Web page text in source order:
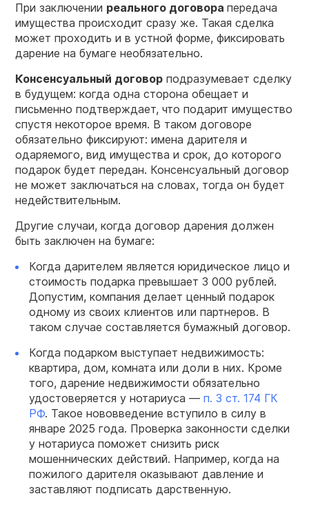
При заключении реального договора передача
имущества происходит сразу же. Такая сделка
может проходить и в устной форме, фиксировать
дарение на бумаге необязательно.
Консенсуальный договор подразумевает сделку
в будущем: когда одна сторона обещает и
письменно подтверждает, что подарит имущество
спустя некоторое время. В таком договоре
обязательно фиксируют: имена дарителя и
одаряемого, вид имущества и срок, до которого
подарок будет передан. Консенсуальный договор
не может заключаться на словах, тогда он будет
недействительным.
Другие случаи, когда договор дарения должен
быть заключен на бумаге:
Когда дарителем является юридическое лицо и
стоимость подарка превышает 3 000 рублей.
Допустим, компания делает ценный подарок
одному из своих клиентов или партнеров. В
таком случае составляется бумажный договор.
Когда подарком выступает недвижимость:
квартира, дом, комната или доли в них. Кроме
того, дарение недвижимости обязательно
удостоверяется у нотариуса — п. 3 ст. 174 ГК
РФ. Такое нововведение вступило в силу в
январе 2025 года. Проверка законности сделки
у нотариуса поможет снизить риск
мошеннических действий. Например, когда на
пожилого дарителя оказывают давление и
заставляют подписать дарственную.